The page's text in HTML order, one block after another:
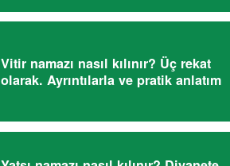
Vitir namazı nasıl kılınır? Üç rekat
olarak. Ayrıntılarla ve pratik anlatım